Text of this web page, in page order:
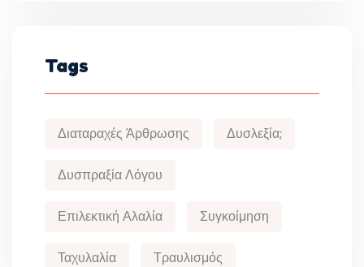
Tags
Διαταραχές Άρθρωσης Δυσλεξία;
Δυσπραξία Λόγου
Επιλεκτική Αλαλία Συγκοίμηση
Ταχυλαλία Τραυλισμός